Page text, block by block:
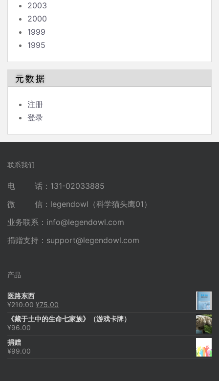
2003
2000
1999
1995
元数据
注册
登录
联系我们
电 话：131-02033885
微 信：legendowl（科学猫头鹰01）
业务联系： info@legendowl.com
捐赠支持： support@legendowl.com
产品
医路东西
¥210.00 原
为：
¥75.00
价
《藏于土中的生命七家族》（游戏卡牌）
¥96.00
捐赠
¥99.00